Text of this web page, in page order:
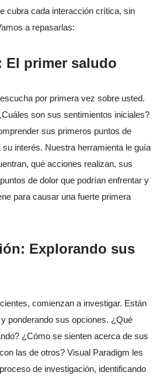
cubra cada interacción crítica, sin
a repasarlas:
El primer saludo
por primera vez sobre usted.
son sus sentimientos iniciales?
sus primeros puntos de
interés. Nuestra herramienta le guía
qué acciones realizan, sus
de dolor que podrían enfrentar y
para causar una fuerte primera
Explorando sus
comienzan a investigar. Están
ponderando sus opciones. ¿Qué
¿Cómo se sienten acerca de sus
las de otros? Visual Paradigm les
de investigación, identificando